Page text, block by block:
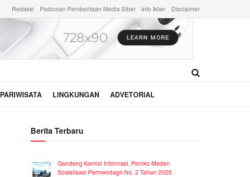
Redaksi Pedoman Pemberitaan Media Siber Info Iklan Disclaimer
PARIWISATA LINGKUNGAN ADVETORIAL
Berita Terbaru
Gandeng Komisi Informasi, Pemko Medan
Sosialisasi Permendagri No. 2 Tahun 2026